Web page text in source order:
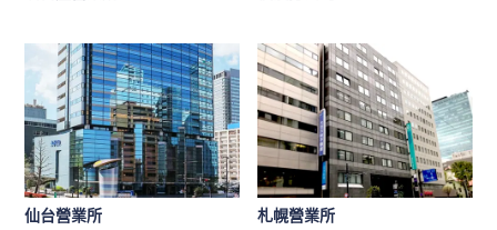
仙台營業所 札幌營業所